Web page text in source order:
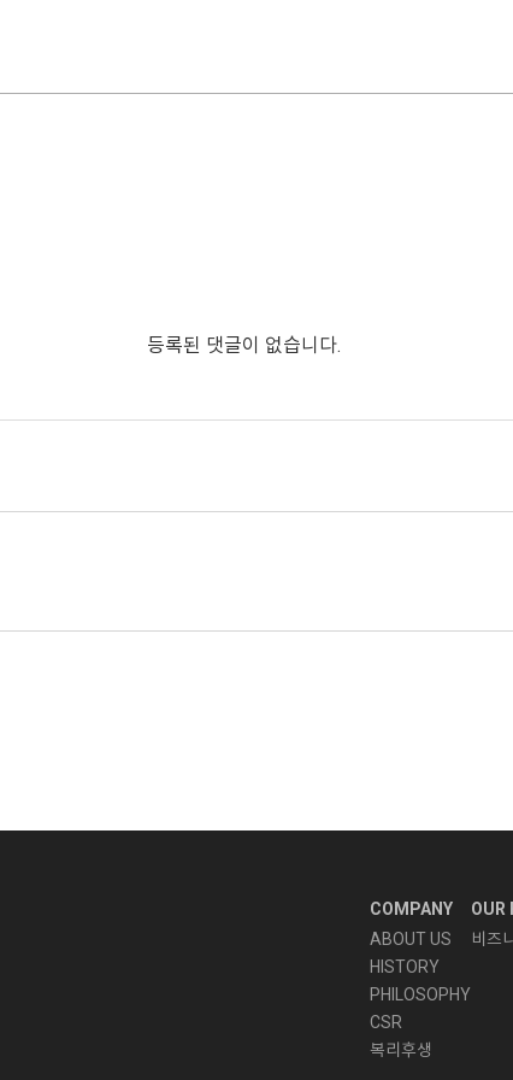
등록된 댓글이 없습니다.
COMPANY
ABOUT US
HISTORY
PHILOSOPHY
CSR
복리후생
OUR
비즈